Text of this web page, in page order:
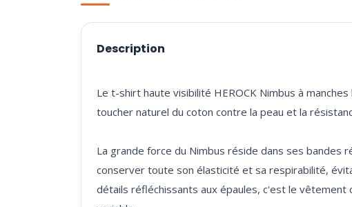
Description
Le t-shirt haute visibilité HEROCK Nimbus à
toucher naturel du coton contre la peau et la
La grande force du Nimbus réside dans ses
conserver toute son élasticité et sa respirabilité,
détails réfléchissants aux épaules, c'est le